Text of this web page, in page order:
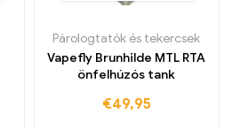
Párologtatók és tekercsek
Vapefly Brunhilde MTL RTA
önfelhúzós tank
€49,95